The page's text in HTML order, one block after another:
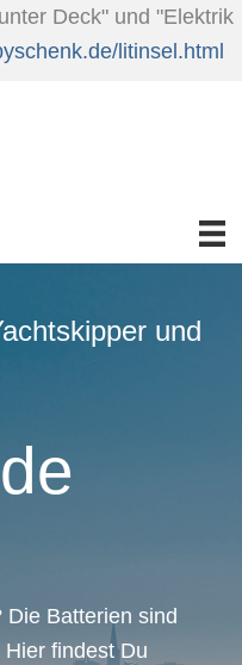
Deck" und "Elektrik
litinsel.html
und
Batterien sind
findest Du